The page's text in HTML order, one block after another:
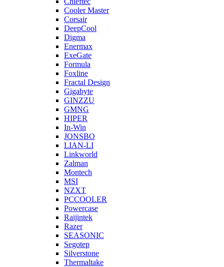
Cooler Master
Corsair
DeepCool
Digma
Enermax
ExeGate
Formula
Foxline
Fractal Design
Gigabyte
GINZZU
GMNG
HIPER
In-Win
JONSBO
LIAN-LI
Linkworld
Zalman
Montech
MSI
NZXT
PCCOOLER
Powercase
Raijintek
Razer
SEASONIC
Segotep
Silverstone
Thermaltake